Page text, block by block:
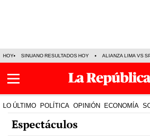
HOY SINUANO RESULTADOS HOY ALIANZA LIMA VS
LO ÚLTIMO POLÍTICA OPINIÓN ECONOMÍA
Espectáculos